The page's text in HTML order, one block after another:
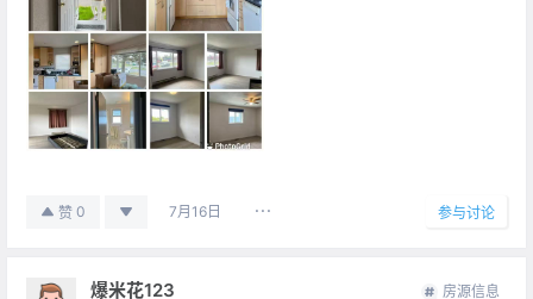
赞 0 7月16日 参与讨论
爆米花123 房源信息